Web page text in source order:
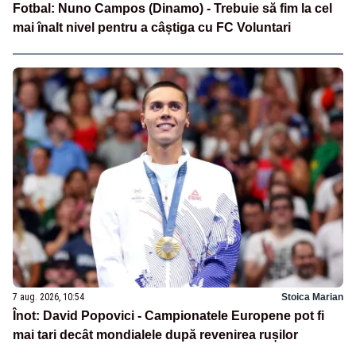
Fotbal: Nuno Campos (Dinamo) - Trebuie să fim la cel
mai înalt nivel pentru a câștiga cu FC Voluntari
7 aug. 2026, 10:54 Stoica Marian
Înot: David Popovici - Campionatele Europene pot fi
mai tari decât mondialele după revenirea rușilor